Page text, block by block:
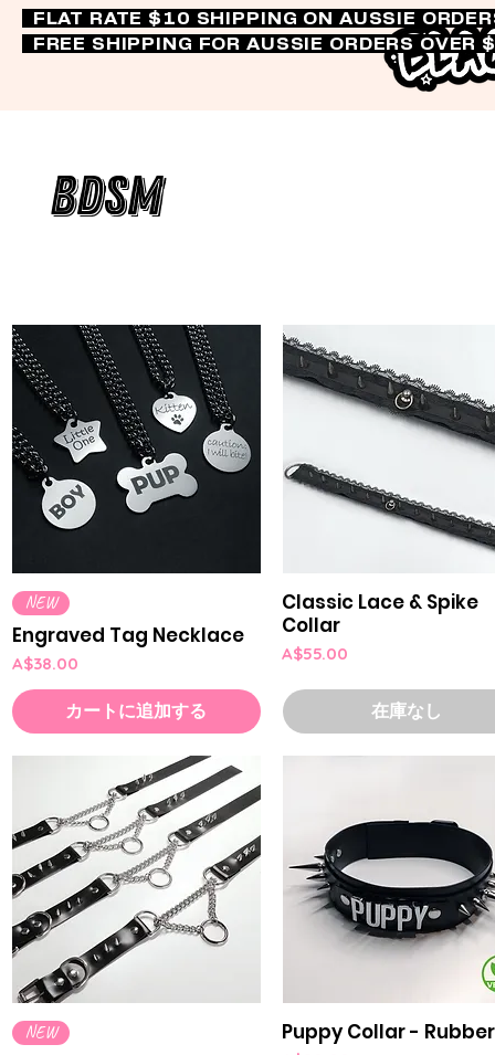
FLAT RATE $10 SHIPPING ON AUSSIE
FREE SHIPPING FOR AUSSIE ORDERS OVER
BDSM
NEW
Engraved Tag Necklace
価格
A$38.00
カートに追加する
クイックビュー
Classic Lace & Spike
Collar
価格
A$55.00
在庫なし
NEW クイックビュー
Puppy Collar - Rubber